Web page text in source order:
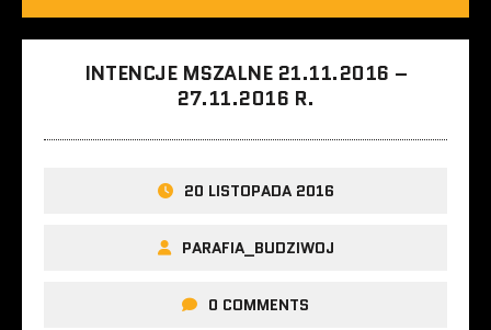
INTENCJE MSZALNE 21.11.2016 –
27.11.2016 R.
20 LISTOPADA 2016
PARAFIA_BUDZIWOJ
0 COMMENTS